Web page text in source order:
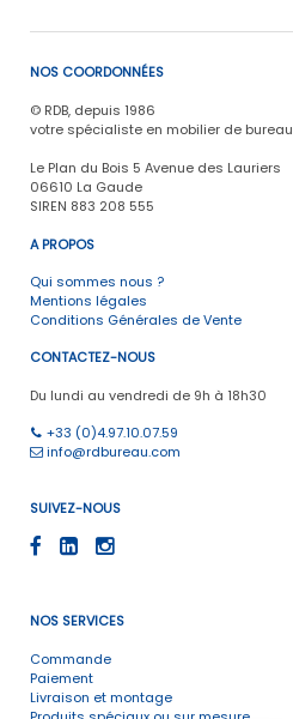
NOS COORDONNÉES
© RDB, depuis 1986
votre spécialiste en mobilier de bureau
Le Plan du Bois 5 Avenue des Lauriers
06610 La Gaude
SIREN 883 208 555
A PROPOS
Qui sommes nous ?
Mentions légales
Conditions Générales de Vente
CONTACTEZ-NOUS
Du lundi au vendredi de 9h à 18h30
+33 (0)4.97.10.07.59
info@rdbureau.com
SUIVEZ-NOUS
NOS SERVICES
Commande
Paiement
Livraison et montage